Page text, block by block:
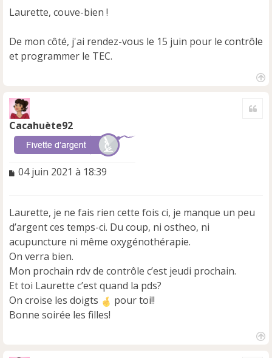
n
o
l
u
Laurette, couve-bien !
De mon côté, j'ai rendez-vous le 15 juin pour le contrôle
et programmer le TEC.
Cacahuète92
M
a
g
e
n
o
n
l
u
04 juin 2021 à 18:39
Laurette, je ne fais rien cette fois ci, je manque un peu
d’argent ces temps-ci. Du coup, ni ostheo, ni
acupuncture ni même oxygénothérapie.
On verra bien.
Mon prochain rdv de contrôle c’est jeudi prochain.
Et toi Laurette c’est quand la pds?
On croise les doigts
pour toi!!
Bonne soirée les filles!